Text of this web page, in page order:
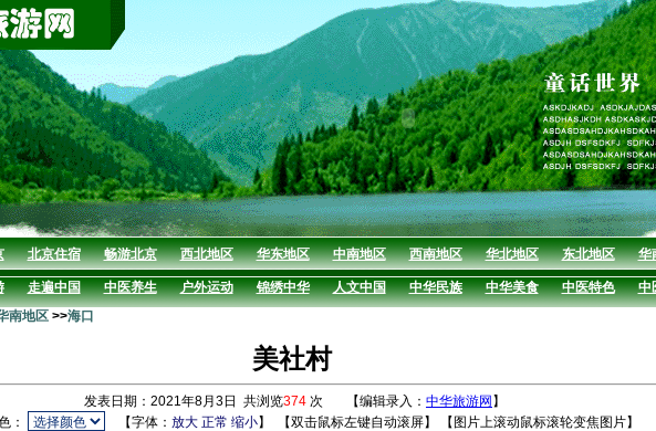
北京住宿 畅游北京 西北地区 华东地区 中南地区 西南地区 华北地区 东北地区 华
走遍中国 中医养生 户外运动 锦绣中华 人文中国 中华民族 中华美食 中医特色
中
南地区 >>海口
美社村
发表日期：2021年8月3日 共浏览374 次 【编辑录入： 中华旅游网 】
：
【字体： 放大 正常 缩小】 【双击鼠标左键自动滚屏】 【图片上滚动鼠标滚轮变焦图片】